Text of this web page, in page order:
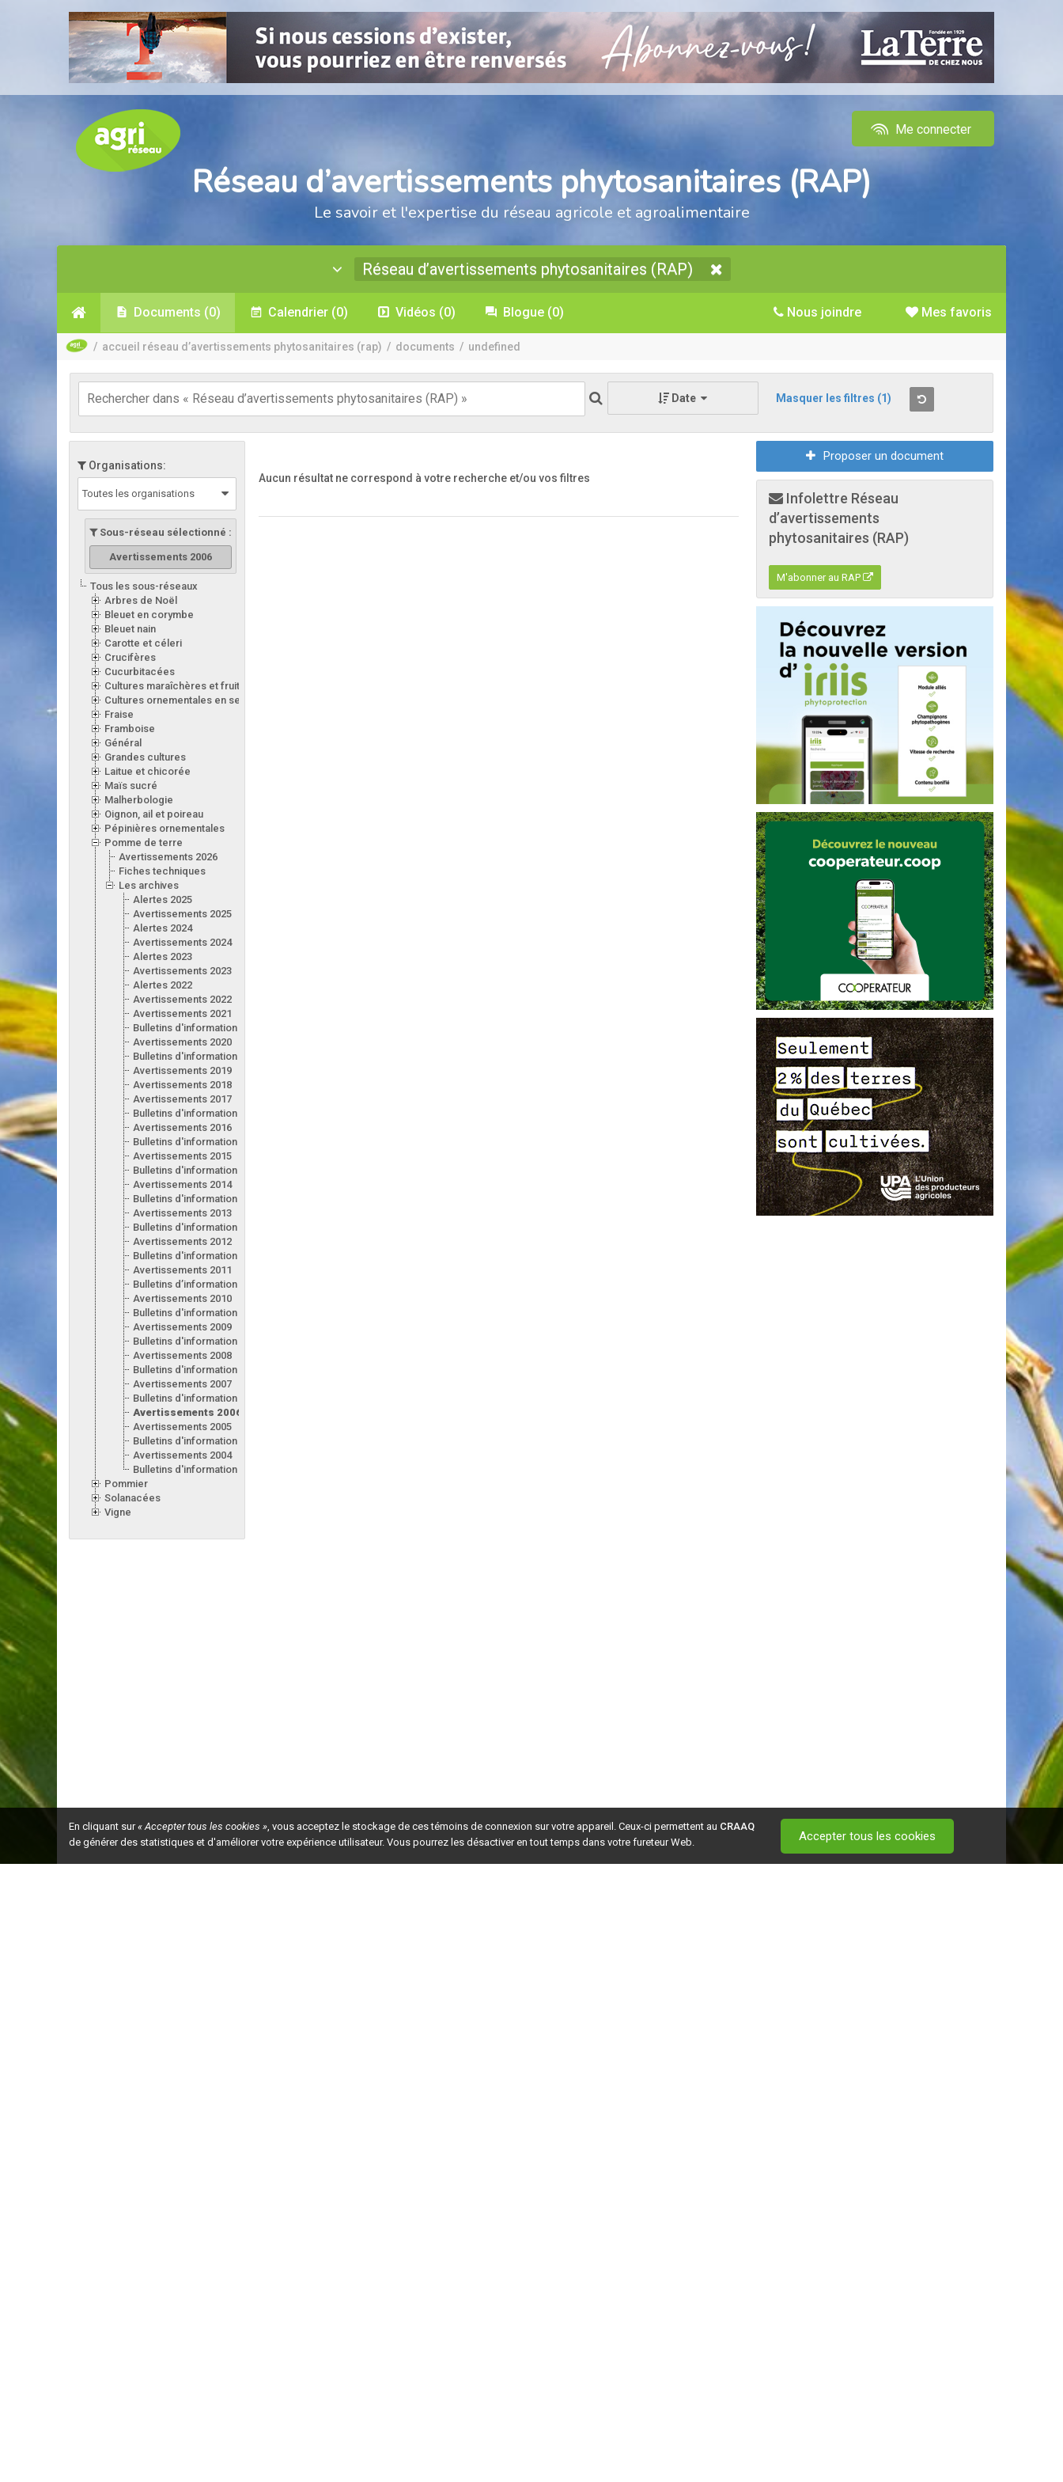
Me connecter
Réseau d’avertissements phytosanitaires (RAP)
Le savoir et l'expertise du réseau agricole et agroalimentaire
Réseau d’avertissements phytosanitaires (RAP)
Documents (0) Calendrier (0) Vidéos (0) Blogue (0) Mes favoris
Nous joindre
/ accueil réseau d’avertissements phytosanitaires (rap) / documents / undefined
Date Masquer les filtres (1)
Organisations:
Toutes les organisations
Sous-réseau sélectionné :
Avertissements 2006
Tous les sous-réseaux
Arbres de Noël
Bleuet en corymbe
Bleuet nain
Carotte et céleri
Crucifères
Cucurbitacées
Cultures maraîchères et fruitières en serre
Cultures ornementales en serre
Fraise
Framboise
Général
Grandes cultures
Laitue et chicorée
Maïs sucré
Malherbologie
Oignon, ail et poireau
Pépinières ornementales
Pomme de terre
Avertissements 2026
Fiches techniques
Les archives
Alertes 2025
Avertissements 2025
Alertes 2024
Avertissements 2024
Alertes 2023
Avertissements 2023
Alertes 2022
Avertissements 2022
Avertissements 2021
Bulletins d'information 2021
Avertissements 2020
Bulletins d'information 2020
Avertissements 2019
Avertissements 2018
Avertissements 2017
Bulletins d'information 2017
Avertissements 2016
Bulletins d'information 2016
Avertissements 2015
Bulletins d'information 2015
Avertissements 2014
Bulletins d'information 2014
Avertissements 2013
Bulletins d'information 2013
Avertissements 2012
Bulletins d'information 2012
Avertissements 2011
Bulletins d’information 2011
Avertissements 2010
Bulletins d'information 2010
Avertissements 2009
Bulletins d'information 2009
Avertissements 2008
Bulletins d'information 2008
Avertissements 2007
Bulletins d'information 2007
Avertissements 2006
Avertissements 2005
Bulletins d'information 2005
Avertissements 2004
Bulletins d'information 2004
Pommier
Solanacées
Vigne
Aucun résultat ne correspond à votre recherche et/ou vos filtres
Proposer un document
Infolettre Réseau
d’avertissements
phytosanitaires (RAP)
M'abonner au RAP
En cliquant sur« Accepter tous les cookies », vous acceptez le stockage de ces témoins de connexion sur votre appareil. Ceux-ci permettent au CRAAQ
de générer des statistiques et d'améliorer votre expérience utilisateur. Vous pourrez les désactiver en tout temps dans votre fureteur Web.
Accepter tous les cookies